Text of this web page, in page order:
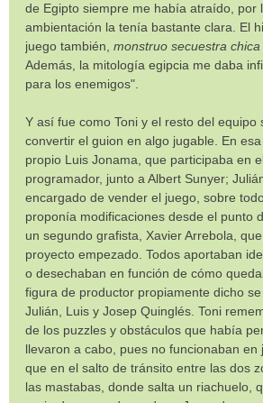
de Egipto siempre me había atraído, por
ambientación la tenía bastante clara. El
juego también, monstruo secuestra
Además, la mitología egipcia me daba
para los enemigos".
Y así fue como Toni y el resto del equipo
convertir el guion en algo jugable. En
propio Luis Jonama, que participaba en
programador, junto a Albert Sunyer;
encargado de vender el juego, sobre
proponía modificaciones desde el punto
un segundo grafista, Xavier Arrebola,
proyecto empezado. Todos aportaban
o desechaban en función de cómo
figura de productor propiamente dicho
Julián, Luis y Josep Quinglés. Toni
de los puzzles y obstáculos que había
llevaron a cabo, pues no funcionaban en
que en el salto de tránsito entre las dos
las mastabas, donde salta un riachuelo,